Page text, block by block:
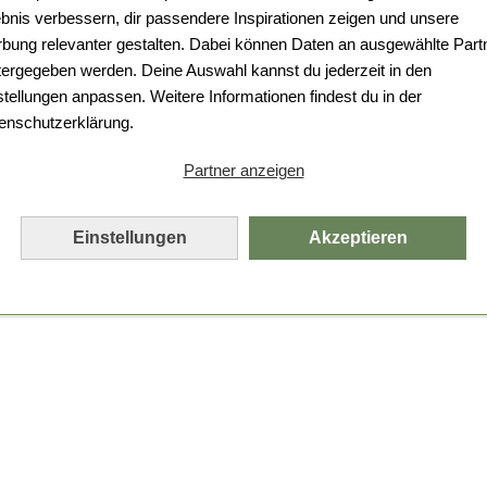
verbessern, dir passendere Inspirationen zeigen und unsere
relevanter gestalten. Dabei können Daten an ausgewählte
werden. Deine Auswahl kannst du jederzeit in den
anpassen. Weitere Informationen findest du in der
Partner anzeigen
Einstellungen Akzeptieren